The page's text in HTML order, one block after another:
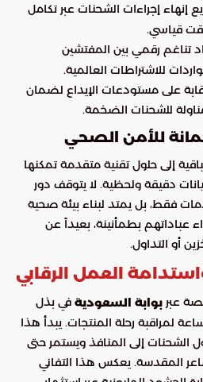
إنهاء إجراءات الشحنات عبر تكامل
قياسي.
تناغم رقمي بين المفتشين
للاشتراطات العالمية.
على مستودعات الإيداع لضمان
للشحنات الضخمة.
للأمن الصحي
إلى حلول تقنية متقدمة تمكنها
دقيقة ولحظية. لا يتوقف دور
فقط، بل يمتد لبناء بيئة صحية
عباداتهم بطمأنينة، بعيداً عن
أو التداول.
العمل الرقابي
عبر بوابة السعودية في بذل
لمراقبة رحلة المنتجات. يبدأ هذا
الشحنات إلى المنافذ ويستمر حتى
المقدسة. يعكس هذا التفاني